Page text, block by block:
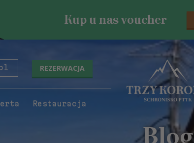
Kup u nas voucher
REZERWACJA
Restauracja
Blog